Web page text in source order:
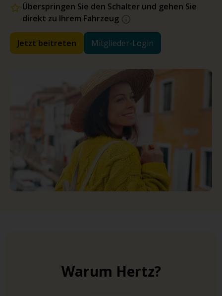
Überspringen Sie den Schalter und gehen Sie
direkt zu Ihrem Fahrzeug
Jetzt beitreten Mitglieder-Login
Warum Hertz?